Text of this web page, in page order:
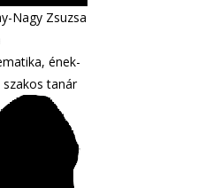
Nagy Zsuzsa
ének-
szakos tanár